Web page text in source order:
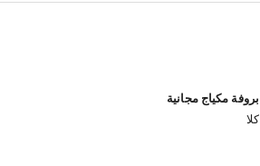
بروفة مكياج مجانية
كلا